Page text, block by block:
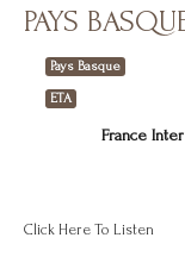
PAYS
Pays Basque
ETA
France
Click Here To Listen